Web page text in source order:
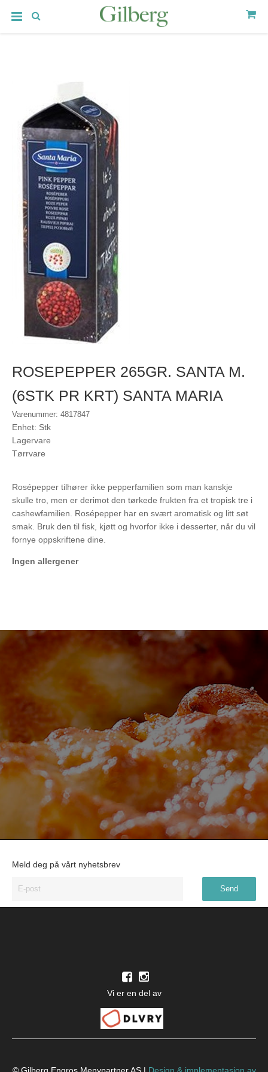
ROSEPEPPER 265GR. SANTA M.
(6STK PR KRT) SANTA MARIA
Varenummer: 4817847
Enhet: Stk
Lagervare
Tørrvare
Rosépepper tilhører ikke pepperfamilien som man kanskje
skulle tro, men er derimot den tørkede frukten fra et tropisk tre i
cashewfamilien. Rosépepper har en svært aromatisk og litt søt
smak. Bruk den til fisk, kjøtt og hvorfor ikke i desserter, når du vil
fornye oppskriftene dine.
Ingen allergener
Meld deg på vårt nyhetsbrev
Vi er en del av